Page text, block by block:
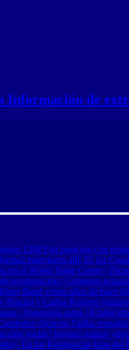
Información de
CNP Fija posición con
estuvieron allí: El 1er
en el World Trade Center |
recuperación | Gobierno
Band veinte años de buen
y Carlos Romero
| Venezuela suma 18
Octavio Táriba
social | Intylact realizó
| En las Residencias Islas